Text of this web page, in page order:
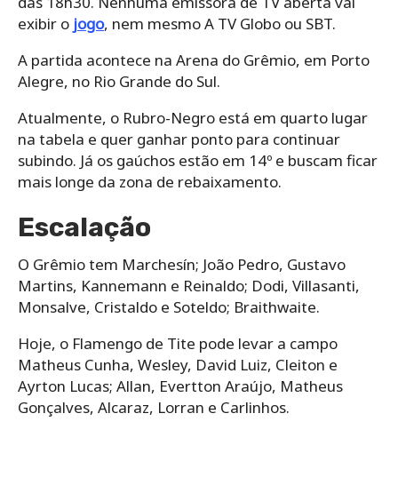
exibir o jogo, nem mesmo A TV Globo ou SBT.
A partida acontece na Arena do Grêmio, em Porto
Alegre, no Rio Grande do Sul.
Atualmente, o Rubro-Negro está em quarto lugar
na tabela e quer ganhar ponto para continuar
subindo. Já os gaúchos estão em 14º e buscam ficar
mais longe da zona de rebaixamento.
Escalação
O Grêmio tem Marchesín; João Pedro, Gustavo
Martins, Kannemann e Reinaldo; Dodi, Villasanti,
Monsalve, Cristaldo e Soteldo; Braithwaite.
Hoje, o Flamengo de Tite pode levar a campo
Matheus Cunha, Wesley, David Luiz, Cleiton e
Ayrton Lucas; Allan, Evertton Araújo, Matheus
Gonçalves, Alcaraz, Lorran e Carlinhos.